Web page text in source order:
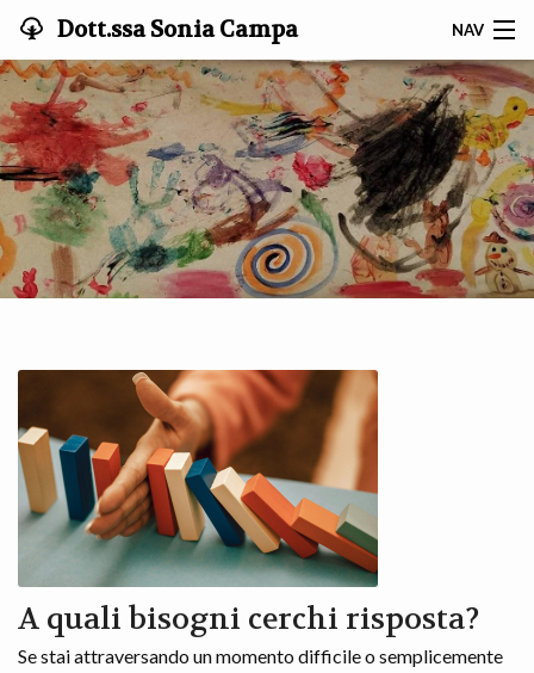
Dott.ssa Sonia Campa NAV
HOME
CHI SONO
TI RIGUARDA?
COME CI LAVORIAMO
BLOG
CONTATTI
A quali bisogni cerchi risposta?
Se stai attraversando un momento difficile o semplicemente